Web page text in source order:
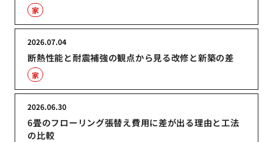
家
断熱性能と耐震補強の観点から見る改修と新築の差
2026.07.04
家
6畳のフローリング張替え費用に差が出る理由と工法
の比較
2026.06.30